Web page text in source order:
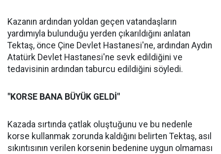
Kazanın ardından yoldan geçen vatandaşların
yardımıyla bulunduğu yerden çıkarıldığını anlatan
Tektaş, önce Çine Devlet Hastanesi'ne, ardından Aydın
Atatürk Devlet Hastanesi'ne sevk edildiğini ve
tedavisinin ardından taburcu edildiğini söyledi.
"KORSE BANA BÜYÜK GELDİ"
Kazada sırtında çatlak oluştuğunu ve bu nedenle
korse kullanmak zorunda kaldığını belirten Tektaş, asıl
sıkıntısının verilen korsenin bedenine uygun olmaması